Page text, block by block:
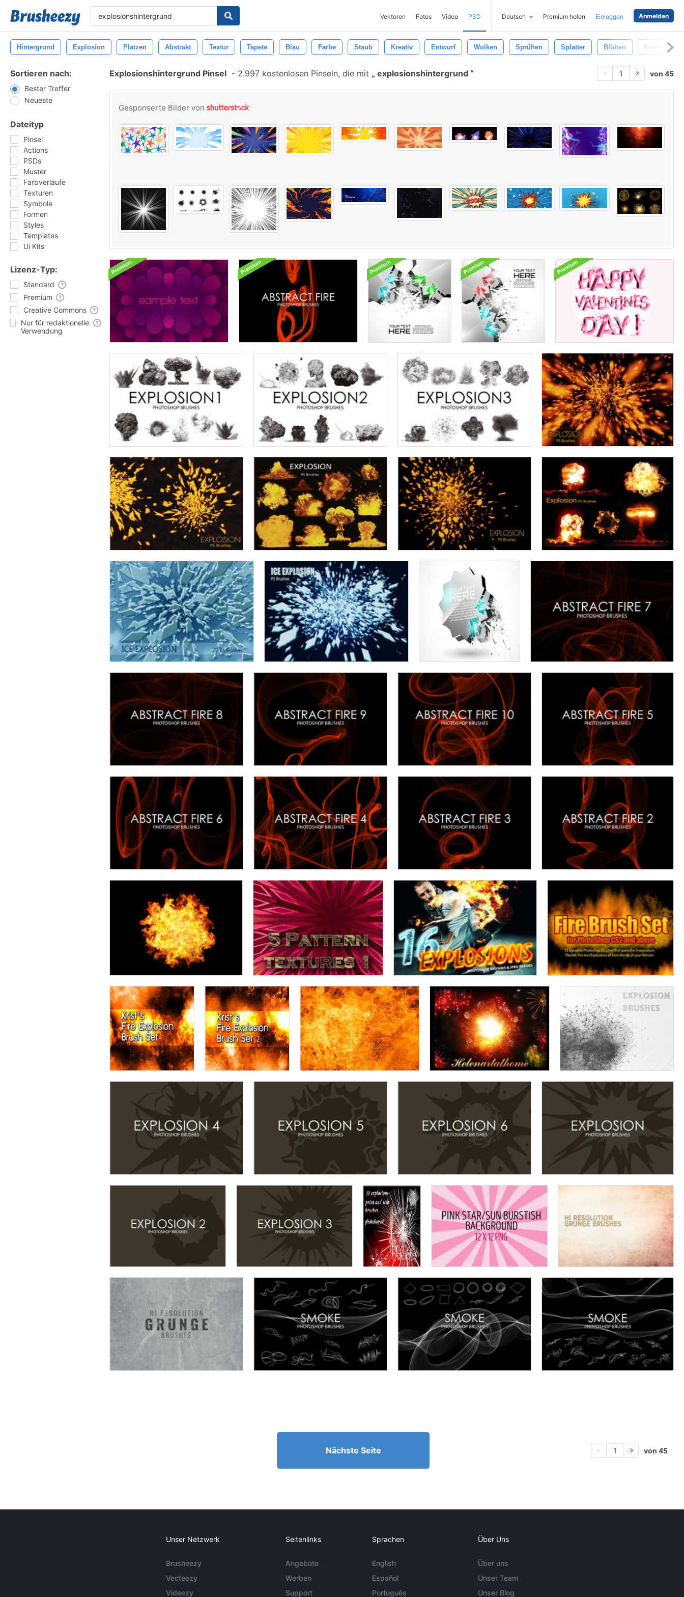
Vektoren Fotos Video PSD Deutsch Premium holen Einloggen Anmelden
Hintergrund Explosion Platzen Abstrakt Textur Tapete Blau Farbe Staub Kreativ Entwurf Wolken Sprühen Splatter Blühen Feuer
Sortieren nach:
Bester Treffer
Neueste
Dateityp
Pinsel
Actions
PSDs
Muster
Farbverläufe
Texturen
Symbole
Formen
Styles
Templates
Ui Kits
Lizenz-Typ:
Standard
Premium
Creative Commons
Nur für redaktionelle
Verwendung
Explosionshintergrund Pinsel - 2.997 kostenlosen Pinseln, die mit explosionshintergrund 1 von 45
Gesponserte Bilder von
Nächste Seite 1 von 45
Unser Netzwerk
Brusheezy
Vecteezy
Videezy
Seitenlinks
Angebote
Werben
Support
Sprachen
English
Español
Português
Über Uns
Über uns
Unser Team
Unser Blog